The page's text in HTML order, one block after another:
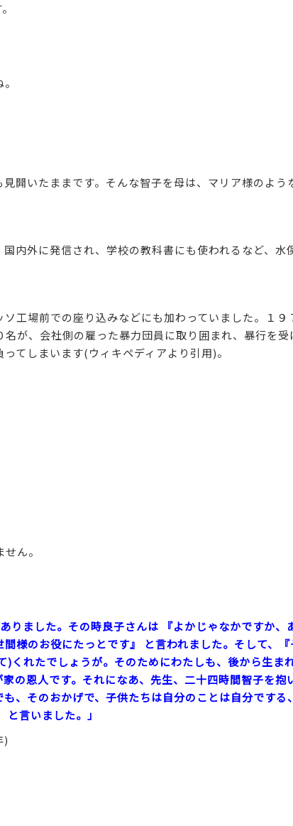
開いたままです。そんな智子を母は、マリア様のよう
内外に発信され、学校の教科書にも使われるなど、水
工場前での座り込みなどにも加わっていました。１９
が、会社側の雇った暴力団員に取り囲まれ、暴行を受
てしまいます(ウィキペディアより引用)。
ん。
りました。その時良子さんは 『よかじゃなかですか、
様のお役にたっとです』 と言われました。そして、『
くれたでしょうが。そのためにわたしも、後から生ま
の恩人です。それになあ、先生、二十四時間智子を抱
、そのおかげで、子供たちは自分のことは自分でする
言いました。」
)